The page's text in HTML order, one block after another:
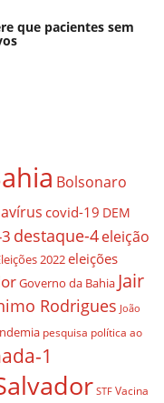
que pacientes sem
Bolsonaro
covid-19 DEM
destaque-4eleição
2022eleições
Governo da Bahia Jair
Rodrigues João
pesquisa política ao
1
STF Vacina